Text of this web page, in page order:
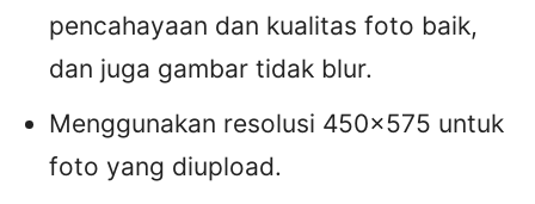
pencahayaan dan kualitas foto baik,
dan juga gambar tidak blur.
Menggunakan resolusi 450×575 untuk
foto yang diupload.